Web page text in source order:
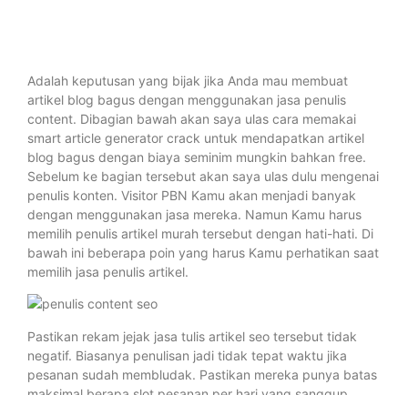
Adalah keputusan yang bijak jika Anda mau membuat
artikel blog bagus dengan menggunakan jasa penulis
content. Dibagian bawah akan saya ulas cara memakai
smart article generator crack untuk mendapatkan artikel
blog bagus dengan biaya seminim mungkin bahkan free.
Sebelum ke bagian tersebut akan saya ulas dulu mengenai
penulis konten. Visitor PBN Kamu akan menjadi banyak
dengan menggunakan jasa mereka. Namun Kamu harus
memilih penulis artikel murah tersebut dengan hati-hati. Di
bawah ini beberapa poin yang harus Kamu perhatikan saat
memilih jasa penulis artikel.
Pastikan rekam jejak jasa tulis artikel seo tersebut tidak
negatif. Biasanya penulisan jadi tidak tepat waktu jika
pesanan sudah membludak. Pastikan mereka punya batas